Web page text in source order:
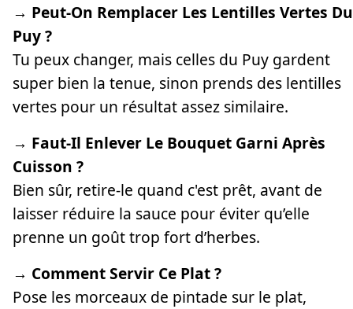
→ Peut-On Remplacer Les Lentilles Vertes Du
Puy ?
Tu peux changer, mais celles du Puy gardent
super bien la tenue, sinon prends des lentilles
vertes pour un résultat assez similaire.
→ Faut-Il Enlever Le Bouquet Garni Après
Cuisson ?
Bien sûr, retire-le quand c'est prêt, avant de
laisser réduire la sauce pour éviter qu’elle
prenne un goût trop fort d’herbes.
→ Comment Servir Ce Plat ?
Pose les morceaux de pintade sur le plat,